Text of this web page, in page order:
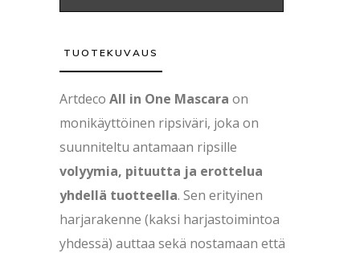
TUOTEKUVAUS
Artdeco All in One Mascara on
monikäyttöinen ripsiväri, joka on
suunniteltu antamaan ripsille
volyymia, pituutta ja erottelua
yhdellä tuotteella. Sen erityinen
harjarakenne (kaksi harjastoimintoa
yhdessä) auttaa sekä nostamaan että